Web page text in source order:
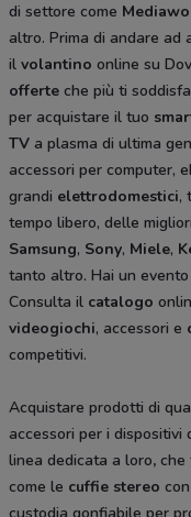
di settore come
altro. Prima di andare ad
il volantino online su
offerte che più ti
per acquistare il tuo
TV a plasma di ultima
accessori per computer,
grandi elettrodomestici,
tempo libero, delle
Samsung, Sony, Miele,
tanto altro. Hai un
Consulta il catalogo
videogiochi, accessori e
competitivi.
Acquistare prodotti di
accessori per i dispositivi
linea dedicata a loro, che
come le cuffie stereo